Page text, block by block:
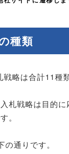
種類
略は合計11種
札戦略は目的
。
通りです。